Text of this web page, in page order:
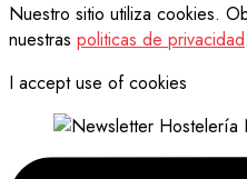
Nuestro sitio utiliza cookies.
nuestras politicas de privacidad.
I accept use of cookies